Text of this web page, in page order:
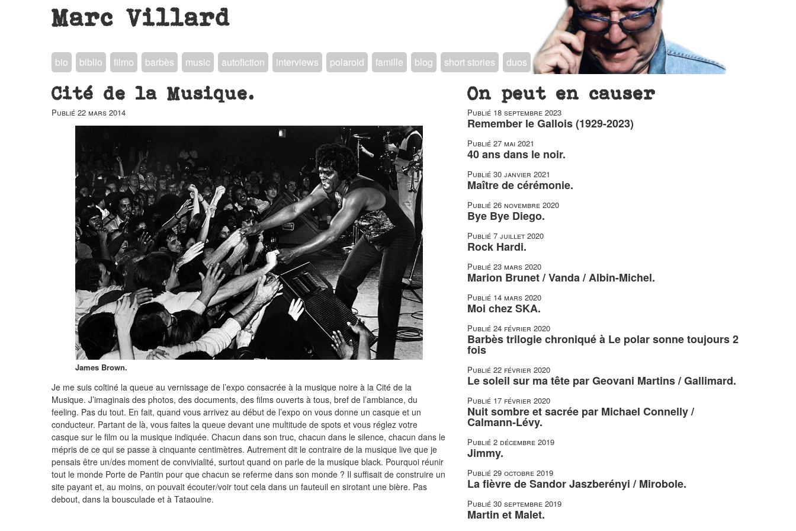
Marc Villard
bio biblio filmo barbès music autofiction interviews polaroid famille blog short stories duos
Cité de la Musique.
Publié 22 mars 2014
James Brown.
Je me suis coltiné la queue au vernissage de l’expo consacrée à la musique noire à la Cité de la
Musique. J’imaginais des photos, des documents, des films ouverts à tous, bref de l’ambiance, du
feeling. Pas du tout. En fait, quand vous arrivez au début de l’expo on vous donne un casque et un
conducteur. Partant de là, vous faites la queue devant une multitude de spots et vous réglez votre
casque sur le film ou la musique indiquée. Chacun dans son truc, chacun dans le silence, chacun dans le
mépris de ce qui se passe à cinquante centimètres. Autrement dit le contraire de la musique live que je
pensais être un/des moment de convivialité, surtout quand on parle de la musique black. Pourquoi réunir
tout le monde Porte de Pantin pour que chacun se referme dans son monde ? Il suffisait de construire un
site payant et, au moins, on pouvait écouter/voir tout cela dans un fauteuil en sirotant une bière. Pas
debout, dans la bousculade et à Tataouine.
On peut en causer
Publié 18 septembre 2023
Remember le Gallois (1929-2023)
Publié 27 mai 2021
40 ans dans le noir.
Publié 30 janvier 2021
Maître de cérémonie.
Publié 26 novembre 2020
Bye Bye Diego.
Publié 7 juillet 2020
Rock Hardi.
Publié 23 mars 2020
Marion Brunet / Vanda / Albin-Michel.
Publié 14 mars 2020
Moi chez SKA.
Publié 24 février 2020
Barbès trilogie chroniqué à Le polar sonne toujours 2
fois
Publié 22 février 2020
Le soleil sur ma tête par Geovani Martins / Gallimard.
Publié 17 février 2020
Nuit sombre et sacrée par Michael Connelly /
Calmann-Lévy.
Publié 2 décembre 2019
Jimmy.
Publié 29 octobre 2019
La fièvre de Sandor Jaszberényi / Mirobole.
Publié 30 septembre 2019
Martin et Malet.